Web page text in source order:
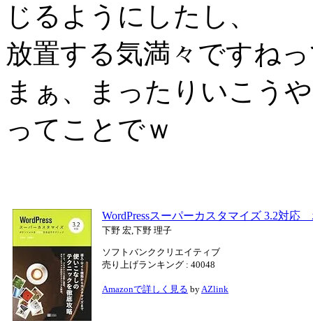
じるようにしたし、
放置する気満々ですね
まぁ、まったりいこう
ってことでｗ
WordPressスーパーカスタマイズ 3.2対
下野 宏,下野 理子
ソフトバンククリエイティブ
売り上げランキング : 40048
Amazonで詳しく見る byAZlink